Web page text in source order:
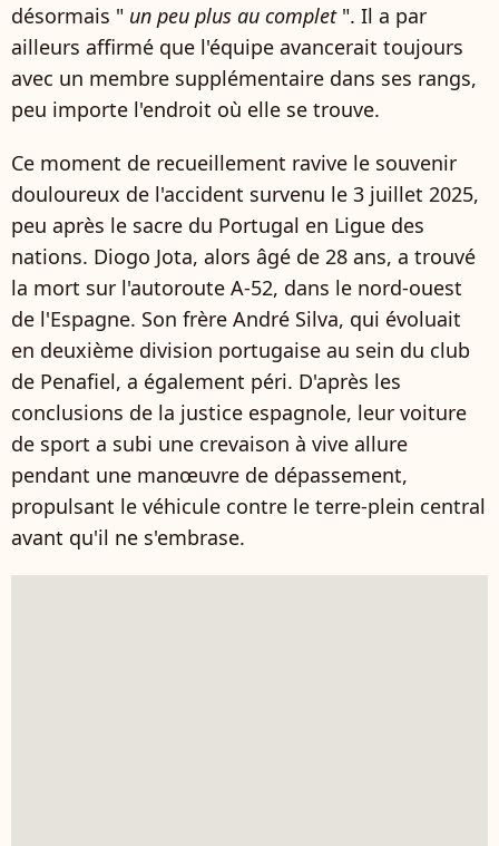
désormais " un peu plus au complet". Il a par
ailleurs affirmé que l'équipe avancerait toujours
avec un membre supplémentaire dans ses rangs,
peu importe l'endroit où elle se trouve.
Ce moment de recueillement ravive le souvenir
douloureux de l'accident survenu le 3 juillet 2025,
peu après le sacre du Portugal en Ligue des
nations. Diogo Jota, alors âgé de 28 ans, a trouvé
la mort sur l'autoroute A-52, dans le nord-ouest
de l'Espagne. Son frère André Silva, qui évoluait
en deuxième division portugaise au sein du club
de Penafiel, a également péri. D'après les
conclusions de la justice espagnole, leur voiture
de sport a subi une crevaison à vive allure
pendant une manœuvre de dépassement,
propulsant le véhicule contre le terre-plein central
avant qu'il ne s'embrase.